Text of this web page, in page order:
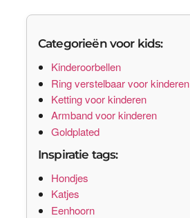
Categorieën voor kids:
Kinderoorbellen
Ring verstelbaar voor kinderen
Ketting voor kinderen
Armband voor kinderen
Goldplated
Inspiratie tags:
Hondjes
Katjes
Eenhoorn